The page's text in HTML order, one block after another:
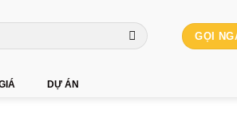
GỌI
DỰ ÁN